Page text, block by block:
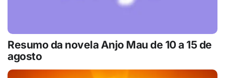
Resumo da novela Anjo Mau de 10 a 15 de
agosto